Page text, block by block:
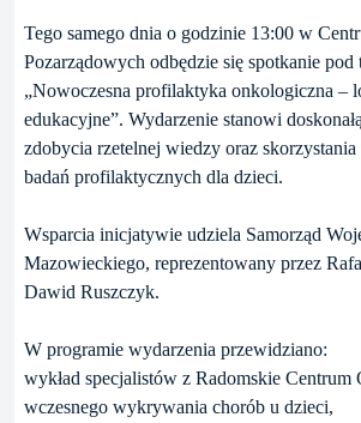
Tego samego dnia o godzinie 13:00 w
Pozarządowych odbędzie się spotkanie pod
„Nowoczesna profilaktyka onkologiczna –
edukacyjne”. Wydarzenie stanowi
zdobycia rzetelnej wiedzy oraz skorzystania
badań profilaktycznych dla dzieci.
Wsparcia inicjatywie udziela Samorząd
Mazowieckiego, reprezentowany przez
Dawid Ruszczyk.
W programie wydarzenia przewidziano:
wykład specjalistów z Radomskie Centrum
wczesnego wykrywania chorób u dzieci,